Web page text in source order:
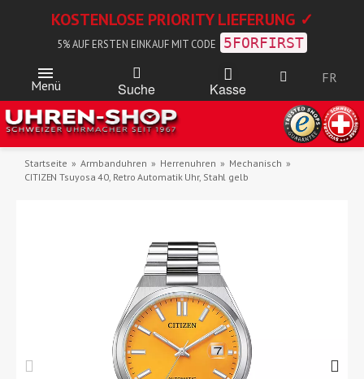
KOSTENLOSE PRIORITY LIEFERUNG ✓
5% AUF ERSTEN EINKAUF MIT CODE 5FORFIRST
Menü Suche Kasse
FR
Startseite Armbanduhren Herrenuhren
Mechanisch
CITIZEN Tsuyosa 40, Retro Automatik Uhr, Stahl gelb